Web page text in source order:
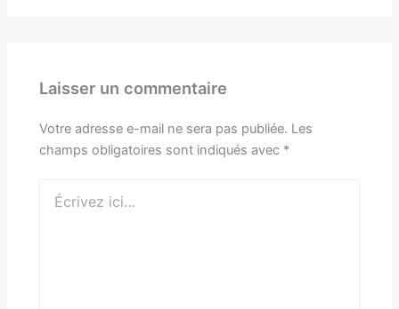
Laisser un commentaire
Votre adresse e-mail ne sera pas publiée. Les
champs obligatoires sont indiqués avec *
ici…